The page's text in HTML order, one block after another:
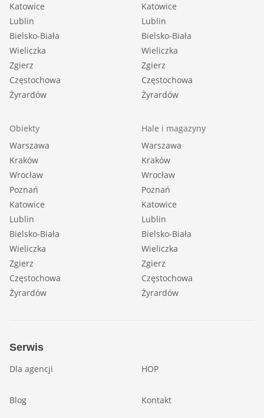
Katowice
Lublin
Bielsko-Biała
Wieliczka
Zgierz
Częstochowa
Żyrardów
Katowice
Lublin
Bielsko-Biała
Wieliczka
Zgierz
Częstochowa
Żyrardów
Obiekty
Warszawa
Kraków
Wrocław
Poznań
Katowice
Lublin
Bielsko-Biała
Wieliczka
Zgierz
Częstochowa
Żyrardów
Hale i magazyny
Warszawa
Kraków
Wrocław
Poznań
Katowice
Lublin
Bielsko-Biała
Wieliczka
Zgierz
Częstochowa
Żyrardów
Serwis
Dla agencji HOP
Blog Kontakt